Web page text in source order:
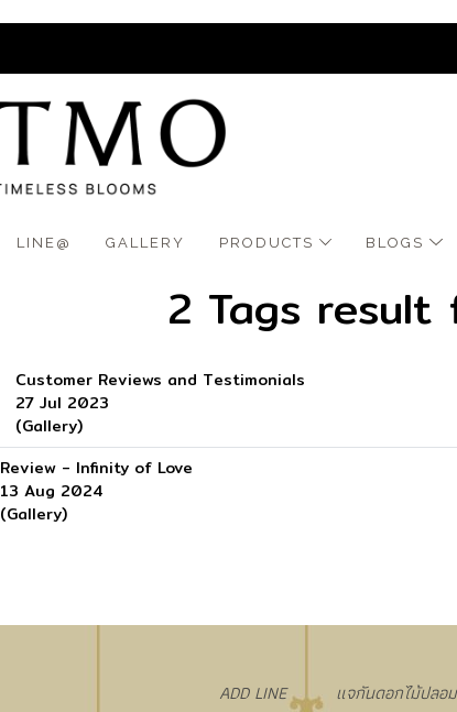
LINE@ GALLERY PRODUCTS BLOGS
2 Tags result
Customer Reviews and Testimonials
27 Jul 2023
(Gallery)
Review - Infinity of Love
13 Aug 2024
(Gallery)
​ADD LINE แจกันดอกไม้ปลอ